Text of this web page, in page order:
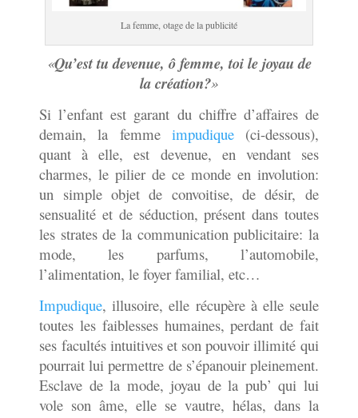
La femme, otage de la publicité
«Qu’est tu devenue, ô femme, toi le joyau de
la création?»
Si l’enfant est garant du chiffre d’affaires de
demain, la femme impudique(ci-dessous),
quant à elle, est devenue, en vendant ses
charmes, le pilier de ce monde en involution:
un simple objet de convoitise, de désir, de
sensualité et de séduction, présent dans toutes
les strates de la communication publicitaire: la
mode, les parfums, l’automobile,
l’alimentation, le foyer familial, etc…
Impudique, illusoire, elle récupère à elle seule
toutes les faiblesses humaines, perdant de fait
ses facultés intuitives et son pouvoir illimité qui
pourrait lui permettre de s’épanouir pleinement.
Esclave de la mode, joyau de la pub’ qui lui
vole son âme, elle se vautre, hélas, dans la